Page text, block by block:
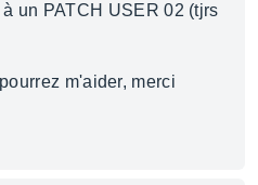
un PATCH USER 02 (tjrs
m'aider, merci